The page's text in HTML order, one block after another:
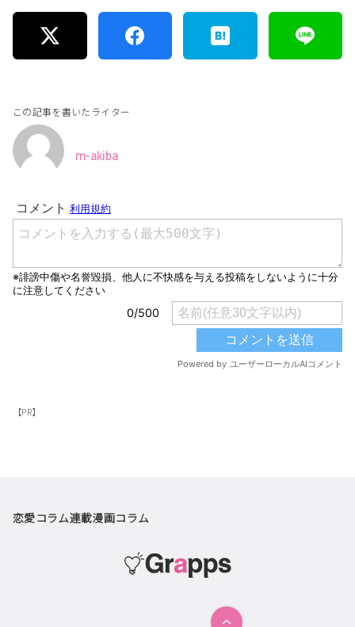
この記事を書いたライター
m-akiba
【PR】
恋愛コラム連載漫画コラム